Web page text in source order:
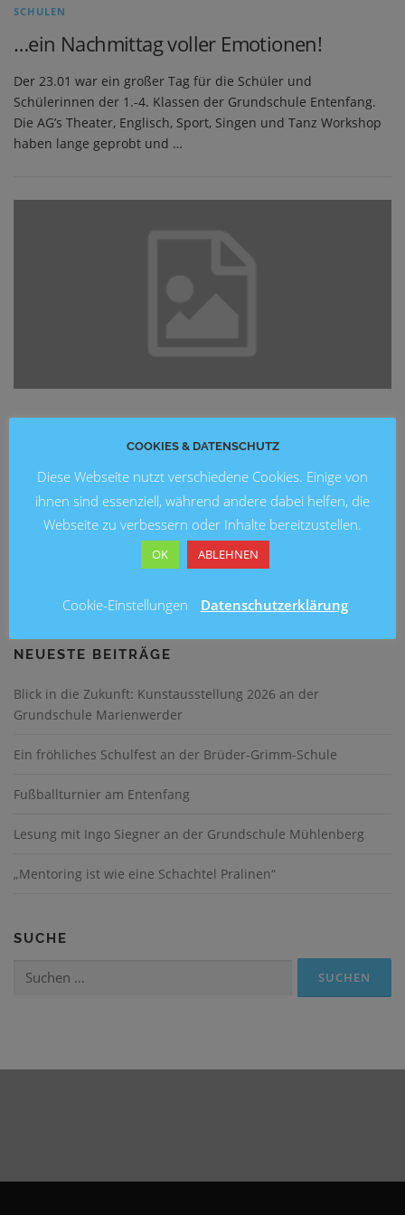
SCHULEN
…ein Nachmittag voller Emotionen!
Der 23.01 war ein großer Tag für die Schüler und
Schülerinnen der 1.-4. Klassen der Grundschule Entenfang.
Die AG’s Theater, Englisch, Sport, Singen und Tanz Workshop
haben lange geprobt und …
Niemals still stehen
Der Tisch ist vorbereitet, jeder Platz mit Lehrbüchern,
ausgestattet. Es kann also losgehen: Das erste Modul der
aktuellen STEP®-Schulung. Insgesamt sechs Mitarbeiter der
NEUESTE BEITRÄGE
Blick in die Zukunft: Kunstausstellung 2026 an der
Grundschule Marienwerder
Ein fröhliches Schulfest an der Brüder-Grimm-Schule
Fußballturnier am Entenfang
Lesung mit Ingo Siegner an der Grundschule Mühlenberg
„Mentoring ist wie eine Schachtel Pralinen“
SUCHE
Suchen
COOKIES & DATENSCHUTZ
Diese Webseite nutzt verschiedene Cookies. Einige von
ihnen sind essenziell, während andere dabei helfen, die
Webseite zu verbessern oder Inhalte bereitzustellen.
OK ABLEHNEN
Cookie-Einstellungen Datenschutzerklärung